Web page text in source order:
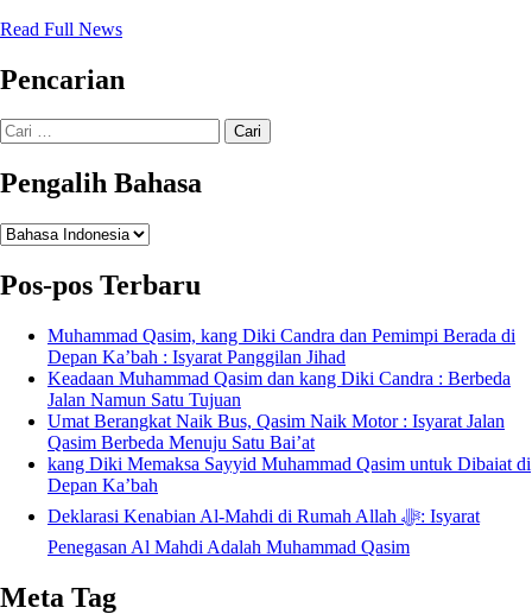
Read Full News
Pencarian
Cari
untuk:
Pengalih Bahasa
Pengalih
Pos-pos Terbaru
Muhammad Qasim, kang Diki Candra dan Pemimpi Berada di
Depan Ka’bah : Isyarat Panggilan Jihad
Keadaan Muhammad Qasim dan kang Diki Candra : Berbeda
Jalan Namun Satu Tujuan
Umat Berangkat Naik Bus, Qasim Naik Motor : Isyarat Jalan
Qasim Berbeda Menuju Satu Bai’at
kang Diki Memaksa Sayyid Muhammad Qasim untuk Dibaiat di
Depan Ka’bah
Deklarasi Kenabian Al-Mahdi di Rumah Allah ﷻ: Isyarat
Penegasan Al Mahdi Adalah Muhammad Qasim
Meta Tag